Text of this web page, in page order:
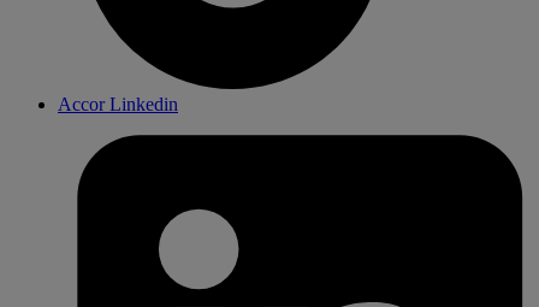
Accor Linkedin